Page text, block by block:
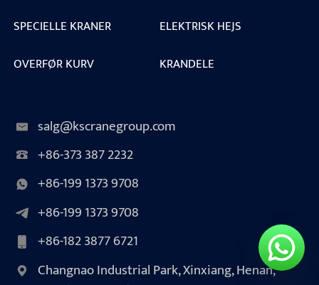
SPECIELLE KRANER
ELEKTRISK HEJS
OVERFØR KURV
KRANDELE
salg@kscranegroup.com
+86-373 387 2232
+86-199 1373 9708
+86-199 1373 9708
+86-182 3877 6721
Changnao Industrial Park, Xinxiang, Henan,